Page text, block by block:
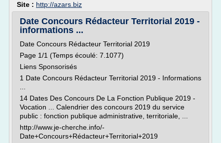
Site : http://azars.biz
Date Concours Rédacteur Territorial 2019 -
informations ...
Date Concours Rédacteur Territorial 2019
Page 1/1 (Temps écoulé: 7.1077)
Liens Sponsorisés
1 Date Concours Rédacteur Territorial 2019 - Informations
14 Dates Des Concours De La Fonction Publique 2019 -
Vocation ... Calendrier des concours 2019 du service
public : fonction publique administrative, territoriale, ...
http://www.je-cherche.info/-
Date+Concours+Rédacteur+Territorial+2019